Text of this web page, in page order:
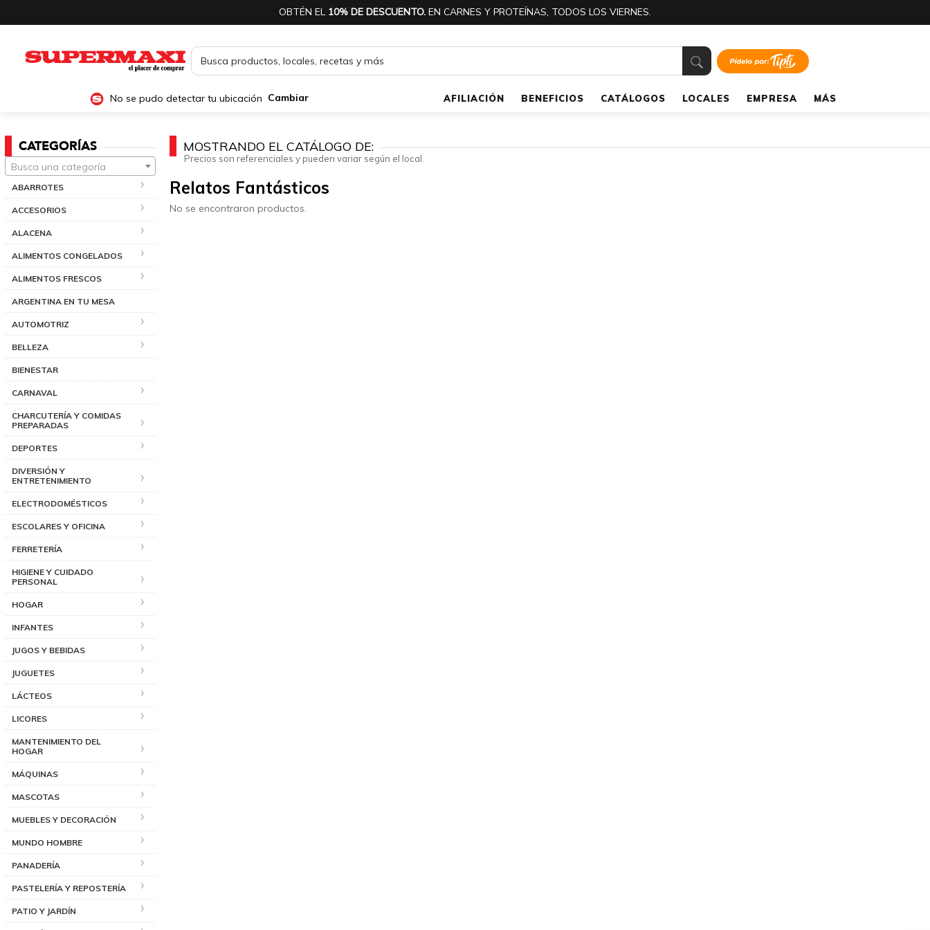
OBTÉN EL 10% DE DESCUENTO. EN CARNES Y PROTEÍNAS, TODOS LOS VIERNES.
No se pudo detectar tu ubicación Cambiar AFILIACIÓN BENEFICIOS CATÁLOGOS LOCALES EMPRESA MÁS
CATEGORÍAS
Busca una categoría
ABARROTES
ACCESORIOS
ALACENA
ALIMENTOS CONGELADOS
ALIMENTOS FRESCOS
ARGENTINA EN TU MESA
AUTOMOTRIZ
BELLEZA
BIENESTAR
CARNAVAL
CHARCUTERÍA Y COMIDAS
PREPARADAS
DEPORTES
DIVERSIÓN Y
ENTRETENIMIENTO
ELECTRODOMÉSTICOS
ESCOLARES Y OFICINA
FERRETERÍA
HIGIENE Y CUIDADO
PERSONAL
HOGAR
INFANTES
JUGOS Y BEBIDAS
JUGUETES
LÁCTEOS
LICORES
MANTENIMIENTO DEL
HOGAR
MÁQUINAS
MASCOTAS
MUEBLES Y DECORACIÓN
MUNDO HOMBRE
PANADERÍA
PASTELERÍA Y REPOSTERÍA
PATIO Y JARDÍN
MOSTRANDO EL CATÁLOGO DE:
Precios son referenciales y pueden variar según el local.
Relatos Fantásticos
No se encontraron productos.